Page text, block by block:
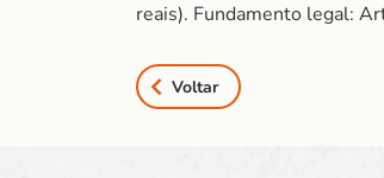
reais). Fundamento legal:
Voltar